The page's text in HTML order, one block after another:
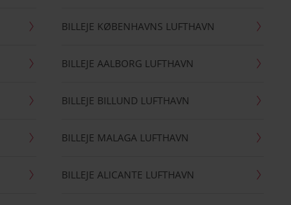
BILLEJE KØBENHAVNS LUFTHAVN
BILLEJE AALBORG LUFTHAVN
BILLEJE BILLUND LUFTHAVN
BILLEJE MALAGA LUFTHAVN
BILLEJE ALICANTE LUFTHAVN